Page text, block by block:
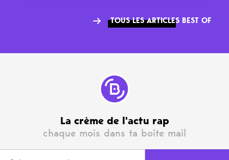
TOUS LES ARTICLES BEST OF
La crème de l'actu rap
chaque mois dans ta boite mail